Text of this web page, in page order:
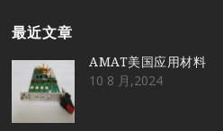
最近文章
AMAT美国应用材料
10 8 月,2024